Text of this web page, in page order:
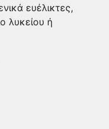
ευέλικτες,
λυκείου ή